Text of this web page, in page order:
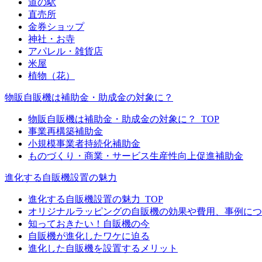
道の駅
直売所
金券ショップ
神社・お寺
アパレル・雑貨店
米屋
植物（花）
物販自販機は補助金・助成金の対象に？
物販自販機は補助金・助成金の対象に？_TOP
事業再構築補助金
小規模事業者持続化補助金
ものづくり・商業・サービス生産性向上促進補助金
進化する自販機設置の魅力
進化する自販機設置の魅力_TOP
オリジナルラッピングの自販機の効果や費用、事例に
知っておきたい！自販機の今
自販機が進化したワケに迫る
進化した自販機を設置するメリット